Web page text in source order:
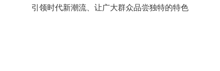
引领时代新潮流、让广大群众品尝独特的特色